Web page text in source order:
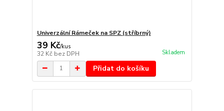
Univerzální Rámeček na SPZ (stříbrný)
39 Kč/kus
32 Kč bez DPH Skladem
Přidat do košíku